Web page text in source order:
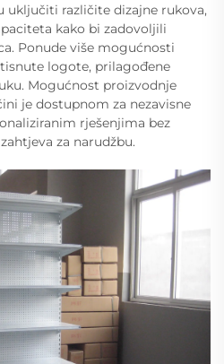
različite dizajne rukova,
kako bi zadovoljili
Ponude više mogućnosti
logote, prilagođene
Mogućnost proizvodnje
je dostupnom za nezavisne
rješenjima bez
za narudžbu.